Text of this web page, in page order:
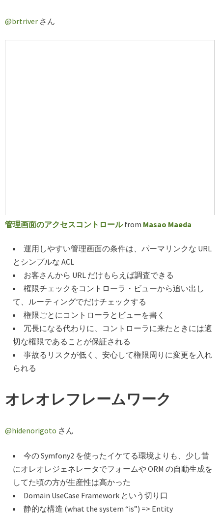
@brtriver さん
管理画面のアクセスコントロールfrom Masao Maeda
運用しやすい管理画面の条件は、パーマリンクな URL
とシンプルな ACL
お客さんから URL だけもらえば調査できる
権限チェックをコントローラ・ビューから追い出し
て、ルーティングでだけチェックする
権限ごとにコントローラとビューを書く
冗長になる代わりに、コントローラに来たときには適
切な権限であることが保証される
事故るリスクが低く、安心して権限周りに変更を入れ
られる
オレオレフレームワーク
@hidenorigoto さん
今の Symfony2 を使ったイケてる環境よりも、少し昔
にオレオレジェネレータでフォームや ORM の自動生成を
してた頃の方が生産性は高かった
Domain UseCase Framework という切り口
静的な構造 (what the system “is”) => Entity